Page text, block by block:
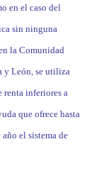
en el caso del
sin ninguna
la Comunidad
y León, se utiliza
renta inferiores a
que ofrece hasta
el sistema de